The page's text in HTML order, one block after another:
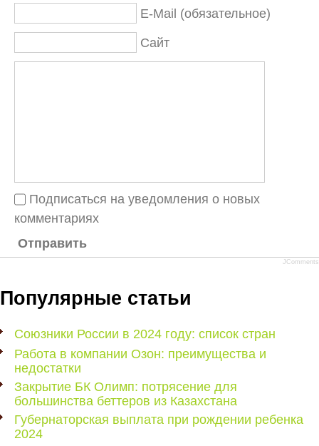
E-Mail (обязательное)
Сайт
Подписаться на уведомления о новых
комментариях
Отправить
JComments
Популярные статьи
Союзники России в 2024 году: список стран
Работа в компании Озон: преимущества и
недостатки
Закрытие БК Олимп: потрясение для
большинства беттеров из Казахстана
Губернаторская выплата при рождении ребенка
2024